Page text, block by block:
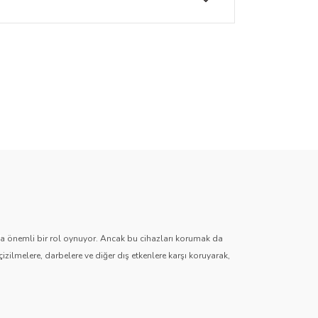
önemli bir rol oynuyor. Ancak bu cihazları korumak da
darbelere ve diğer dış etkenlere karşı koruyarak,